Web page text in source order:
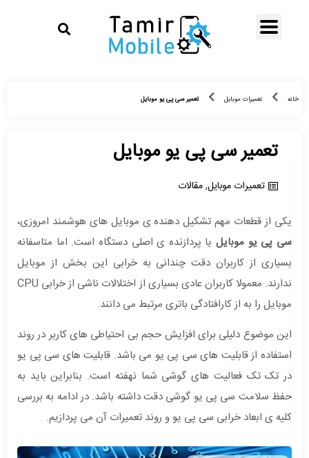
خانه تعمیرات موبایل تعمیر سی پی یو موبایل
تعمیر سی پی یو موبایل
تعمیرات موبایل,مقالات
یکی از قطعات مهم تشکیل دهنده ی موبایل های هوشمند امروزی،
سی پی یو موبایلیا پردازنده ی اصلی دستگاه است. اما متاسفانه
بسیاری از کاربران دقت چندانی به خرابی این بخش از موبایل
ندارند. معمولا کاربران عادی بسیاری از اختلالات ناشی از خرابی CPU
موبایل را به از کارافتادگی باتری مرتبط می دانند.
این موضوع دلیلی برای افزایش حجم بی احتیاطی های کاربر در روند
استفاده از قابلیت های سی پی یو می باشد. قابلیت های سی پی یو
در تک تک فعالیت های گوشی شما نهفته است. بنابراین باید به
حفظ سلامت سی پی یو گوشی دقت داشته باشد. در ادامه به بررسی
کلیه ی ابعاد خرابی سی پی یو و روند تعمیرات آن می پردازیم.